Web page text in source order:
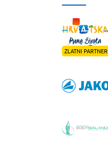
ZLATNI PARTNER